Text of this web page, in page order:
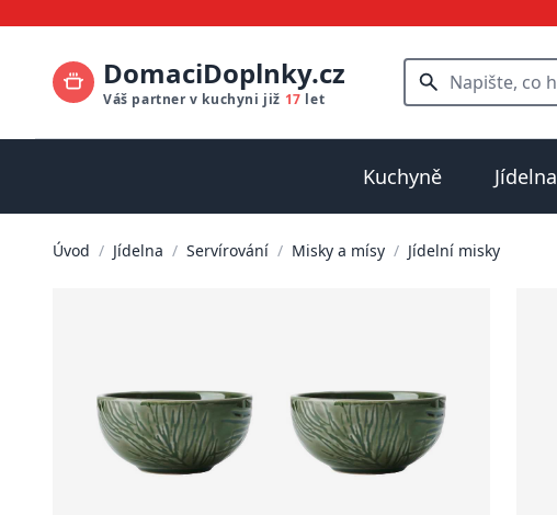
DomaciDoplnky.cz
Váš partner v kuchyni již 17 let
Kuchyně Jídelna
Úvod / Jídelna / Servírování / Misky a mísy / Jídelní misky